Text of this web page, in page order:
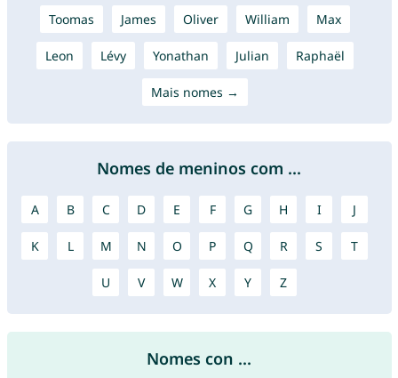
Toomas James Oliver William Max
Leon Lévy Yonathan Julian Raphaël
Mais nomes →
Nomes de meninos com ...
A B C D E F G H I J
K L M N O P Q R S T
U V W X Y Z
Nomes con ...